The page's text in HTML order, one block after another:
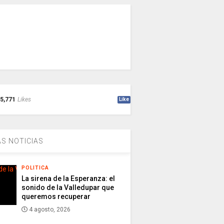
5,771 Likes Like
NOTICIAS
POLITICA
La sirena de la Esperanza: el
sonido de la Valledupar que
queremos recuperar
4 agosto, 2026